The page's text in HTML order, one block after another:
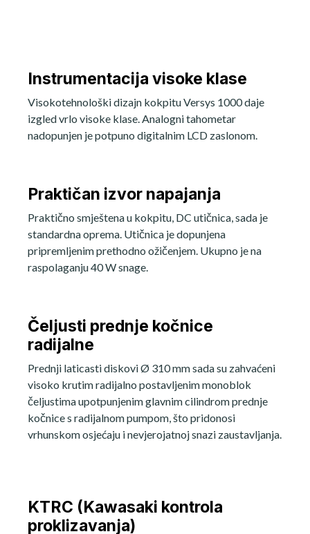
Instrumentacija visoke klase
Visokotehnološki dizajn kokpitu Versys 1000 daje
izgled vrlo visoke klase. Analogni tahometar
nadopunjen je potpuno digitalnim LCD zaslonom.
Praktičan izvor napajanja
Praktično smještena u kokpitu, DC utičnica, sada je
standardna oprema. Utičnica je dopunjena
pripremljenim prethodno ožičenjem. Ukupno je na
raspolaganju 40 W snage.
Čeljusti prednje kočnice
radijalne
Prednji laticasti diskovi Ø 310 mm sada su zahvaćeni
visoko krutim radijalno postavljenim monoblok
čeljustima upotpunjenim glavnim cilindrom prednje
kočnice s radijalnom pumpom, što pridonosi
vrhunskom osjećaju i nevjerojatnoj snazi zaustavljanja.
KTRC (Kawasaki kontrola
proklizavanja)